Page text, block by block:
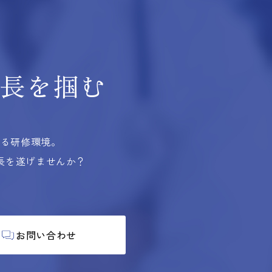
を掴む
研修環境。
遂げませんか？
お問い合わせ